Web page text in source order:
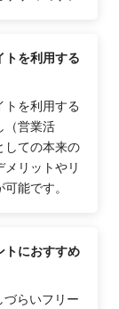
トを利用する
トを利用する
（営業活
しての本来の
リットやリ
能です。
トにおすすめ
づらいフリー